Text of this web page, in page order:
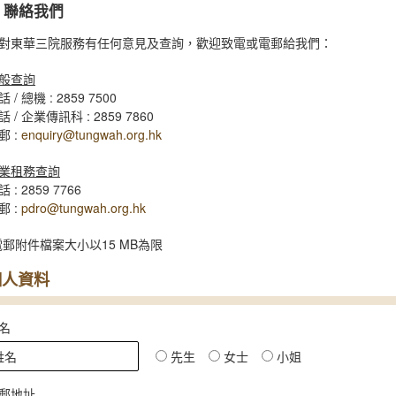
聯絡我們
東華三院服務有任何意見及查詢，歡迎致電或電郵給我們：
查詢
/ 總機 : 2859 7500
/ 企業傳訊科 : 2859 7860
: enquiry@tungwah.org.hk
租務查詢
: 2859 7766
: pdro@tungwah.org.hk
附件檔案大小以15 MB為限
資料
先生
女士 小姐